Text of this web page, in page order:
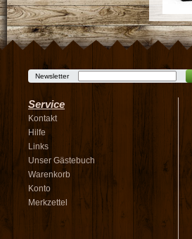
Newsletter
Service
Kontakt
Hilfe
Links
Unser Gästebuch
Warenkorb
Konto
Merkzettel